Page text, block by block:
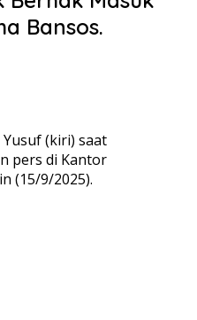
Bansos.
(kiri) saat
pers di Kantor
(15/9/2025).